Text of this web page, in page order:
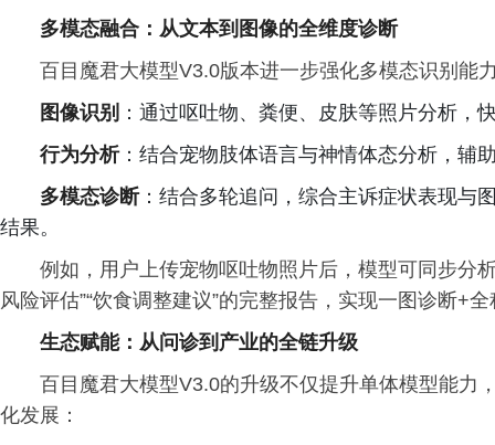
多模态融合：从文本到图像的全维度诊断
百目魔君大模型V3.0版本进一步强化多模态识别能
图像识别 ：通过呕吐物、粪便、皮肤等照片分析，
行为分析：结合宠物肢体语言与神情体态分析，辅
多模态诊断：结合多轮追问，综合主诉症状表现与
结果。
例如，用户上传宠物呕吐物照片后，模型可同步分
风险评估”“饮食调整建议”的完整报告，实现一图诊断+
生态赋能：从问诊到产业的全链升级
百目魔君大模型V3.0的升级不仅提升单体模型能力
化发展：